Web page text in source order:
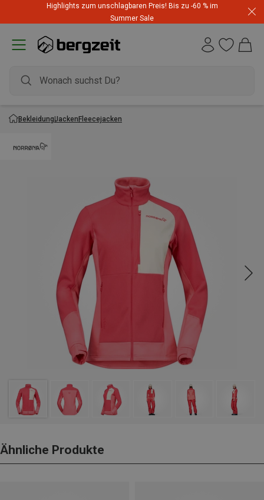
Highlights zum unschlagbaren Preis! Bis zu -60 % im
Summer Sale
BekleidungJackenFleecejacken
Ähnliche Produkte